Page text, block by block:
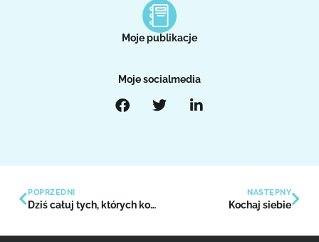
Moje publikacje
Moje socialmedia
POPRZEDNI
Dziś całuj tych, których kochasz
NASTĘPNY
Kochaj siebie